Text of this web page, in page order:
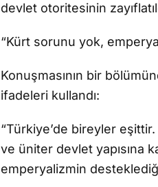
devlet otoritesinin
“Kürt sorunu yok,
Konuşmasının bir
ifadeleri kullandı:
“Türkiye’de bireyler
ve üniter devlet yapısına
emperyalizmin